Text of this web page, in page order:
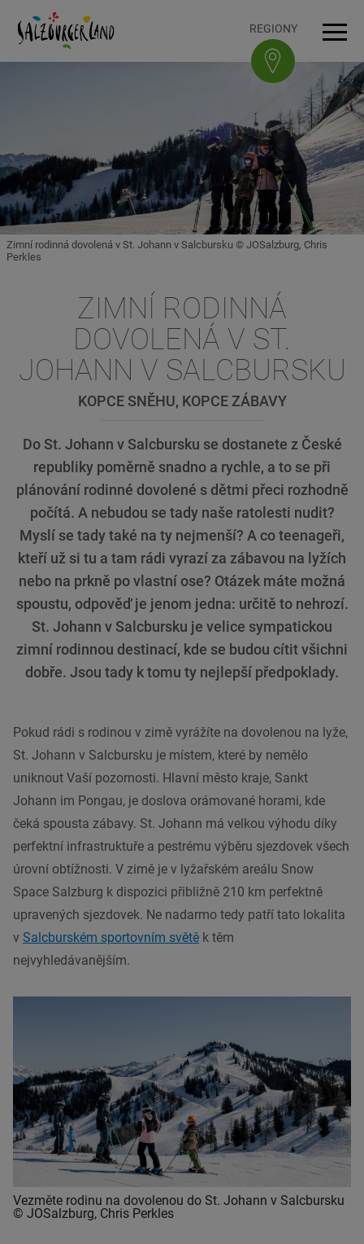
K obsahuAccesskey
[0]
K navigaciAccesskey
[1]
Na začátek stránky
K patičceAccesskey
[3] REGIONY
Zimní rodinná dovolená v St. Johann v Salcbursku © JOSalzburg, Chris
Perkles
ZIMNÍ RODINNÁ
DOVOLENÁ V ST.
JOHANN V SALCBURSKU
KOPCE SNĚHU, KOPCE ZÁBAVY
Do St. Johann v Salcbursku se dostanete z České
republiky poměrně snadno a rychle, a to se při
plánování rodinné dovolené s dětmi přeci rozhodně
počítá. A nebudou se tady naše ratolesti nudit?
Myslí se tady také na ty nejmenší? A co teenageři,
kteří už si tu a tam rádi vyrazí za zábavou na lyžích
nebo na prkně po vlastní ose? Otázek máte možná
spoustu, odpověď je jenom jedna: určitě to nehrozí.
St. Johann v Salcbursku je velice sympatickou
zimní rodinnou destinací, kde se budou cítit všichni
dobře. Jsou tady k tomu ty nejlepší předpoklady.
Pokud rádi s rodinou v zimě vyrážíte na dovolenou na lyže,
St. Johann v Salcbursku je místem, které by nemělo
uniknout Vaší pozornosti. Hlavní město kraje, Sankt
Johann im Pongau, je doslova orámované horami, kde
čeká spousta zábavy. St. Johann má velkou výhodu díky
perfektní infrastruktuře a pestrému výběru sjezdovek všech
úrovní obtížnosti. V zimě je v lyžařském areálu Snow
Space Salzburg k dispozici přibližně 210 km perfektně
upravených sjezdovek. Ne nadarmo tedy patří tato lokalita
v Salcburském sportovním světě k těm
nejvyhledávanějším.
Vezměte rodinu na dovolenou do St. Johann v Salcbursku
© JOSalzburg, Chris Perkles